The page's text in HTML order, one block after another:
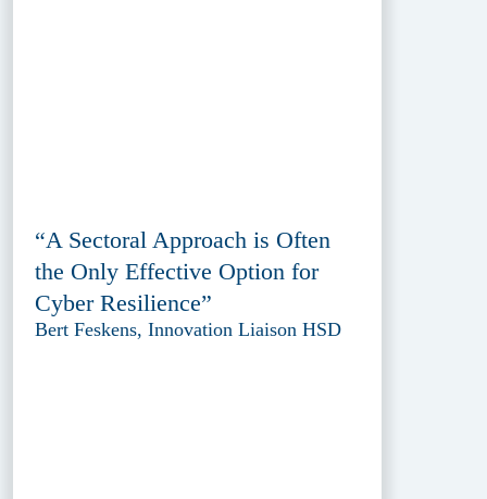
“A Sectoral Approach is Often
the Only Effective Option for
Cyber Resilience”
Bert Feskens, Innovation Liaison HSD